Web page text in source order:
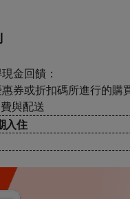
金回饋：
券或折扣碼所進行的購
費與配送
入住